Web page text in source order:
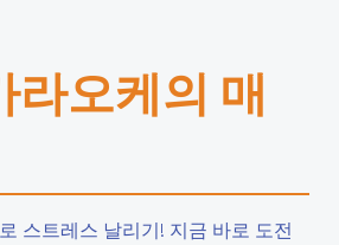
라오케의 매
스트레스 날리기! 지금 바로 도전